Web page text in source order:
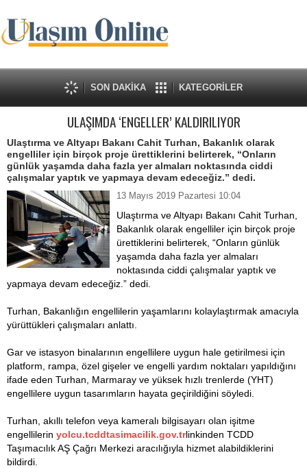
SON DAKİKA KATEGORİLER
ULAŞIMDA ‘ENGELLER’ KALDIRILIYOR
Ulaştırma ve Altyapı Bakanı Cahit Turhan, Bakanlık olarak
engelliler için birçok proje ürettiklerini belirterek, “Onların
günlük yaşamda daha fazla yer almaları noktasında ciddi
çalışmalar yaptık ve yapmaya devam edeceğiz.” dedi.
13 Mayıs 2019 Pazartesi 10:04
Ulaştırma ve Altyapı Bakanı Cahit Turhan,
Bakanlık olarak engelliler için birçok proje
ürettiklerini belirterek, “Onların günlük
yaşamda daha fazla yer almaları
noktasında ciddi çalışmalar yaptık ve
yapmaya devam edeceğiz.” dedi.
Turhan, Bakanlığın engellilerin yaşamlarını kolaylaştırmak amacıyla
yürüttükleri çalışmaları anlattı.
Gar ve istasyon binalarının engellilere uygun hale getirilmesi için
platform, rampa, özel gişeler ve engelli yardım noktaları yapıldığını
ifade eden Turhan, Marmaray ve yüksek hızlı trenlerde (YHT)
engellilere uygun tasarımların hayata geçirildiğini söyledi.
Turhan, akıllı telefon veya kameralı bilgisayarı olan işitme
engellilerin yolcu.tcddtasimacilik.gov.trlinkinden TCDD
Taşımacılık AŞ Çağrı Merkezi aracılığıyla hizmet alabildiklerini
bildirdi.